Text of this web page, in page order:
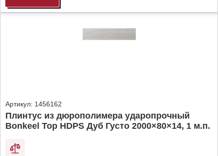
Артикул: 1456162
Плинтус из дюрополимера ударопрочный
Bonkeel Top HDPS Дуб Густо 2000×80×14, 1 м.п.